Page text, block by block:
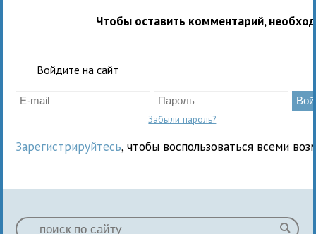
Чтобы оставить комментарий,
Войдите на сайт
Забыли пароль?
Зарегистрируйтесь, чтобы воспользоваться всеми